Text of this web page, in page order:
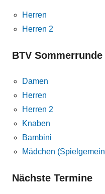
Herren
Herren 2
BTV Sommerrunde
Damen
Herren
Herren 2
Knaben
Bambini
Mädchen
Nächste Termine